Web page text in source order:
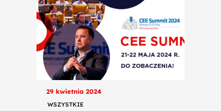
29 kwietnia 2024
WSZYSTKIE